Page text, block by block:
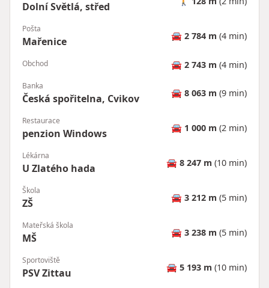
Dolní Světlá, střed
Pošta
Mařenice 🚘 2 784 m (4 min)
Obchod 🚘 2 743 m (4 min)
Banka
Česká spořitelna, Cvikov 🚘 8 063 m (9 min)
Restaurace
penzion Windows 🚘 1 000 m (2 min)
Lékárna
U Zlatého hada 🚘 8 247 m (10 min)
Škola
ZŠ 🚘 3 212 m (5 min)
Mateřská škola
MŠ 🚘 3 238 m (5 min)
Sportoviště
PSV Zittau 🚘 5 193 m (10 min)